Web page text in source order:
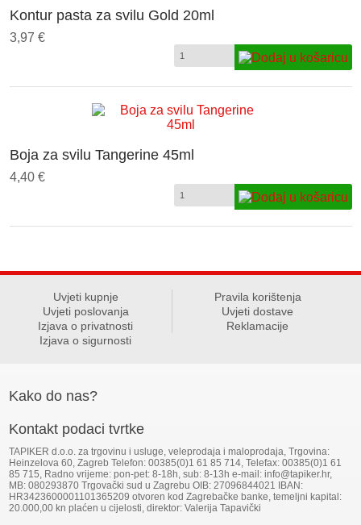
Kontur pasta za svilu Gold 20ml
3,97 €
Boja za svilu Tangerine 45ml
4,40 €
Uvjeti kupnje
Pravila korištenja
Uvjeti poslovanja
Uvjeti dostave
Izjava o privatnosti
Reklamacije
Izjava o sigurnosti
Kako do nas?
Kontakt podaci tvrtke
TAPIKER d.o.o. za trgovinu i usluge, veleprodaja i maloprodaja, Trgovina:
Heinzelova 60, Zagreb Telefon: 00385(0)1 61 85 714, Telefax: 00385(0)1 61
85 715, Radno vrijeme: pon-pet: 8-18h, sub: 8-13h e-mail: info@tapiker.hr,
MB: 080293870 Trgovački sud u Zagrebu OIB: 27096844021 IBAN:
HR3423600001101365209 otvoren kod Zagrebačke banke, temeljni kapital:
20.000,00 kn plaćen u cijelosti, direktor: Valerija Tapavički